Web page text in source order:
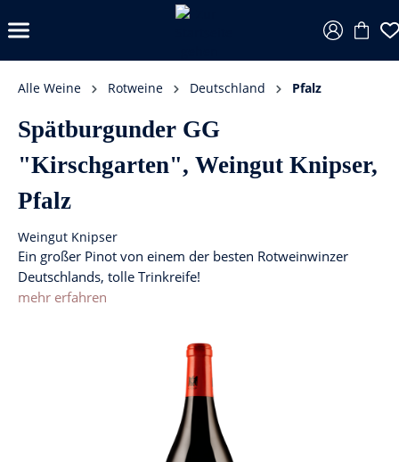
Alle Weine Rotweine Deutschland Pfalz
Spätburgunder GG
"Kirschgarten", Weingut Knipser,
Pfalz
Weingut Knipser
Ein großer Pinot von einem der besten Rotweinwinzer
Deutschlands, tolle Trinkreife!
mehr erfahren